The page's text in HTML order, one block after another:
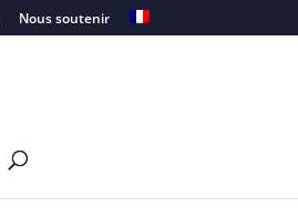
Nous soutenir